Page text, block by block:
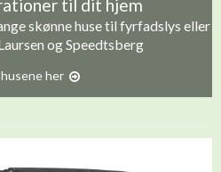
til dit hjem
skønne huse til fyrfadslys eller
og Speedtsberg
her